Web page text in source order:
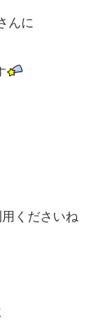
んに
くださいね